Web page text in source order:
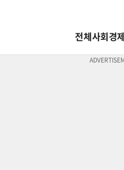
전체사회경제